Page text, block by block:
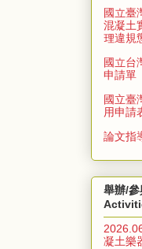
國立臺
混凝土
理違規
國立台
申請單
國立臺
用申請
論文指
舉辦/
凝土樂